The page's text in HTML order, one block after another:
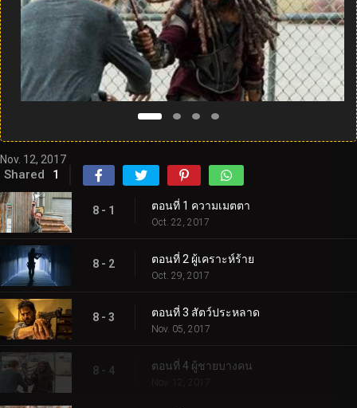
Nov. 12, 2017
Shared 1
8 - 1 ตอนที่ 1 ความเมตตา
Oct. 22, 2017
8 - 2 ตอนที่ 2 ผู้เคราะห์ร้าย
Oct. 29, 2017
8 - 3 ตอนที่ 3 สัตว์ประหลาด
Nov. 05, 2017
8 - 4 ตอนที่ 4 ผู้ชายบางคน